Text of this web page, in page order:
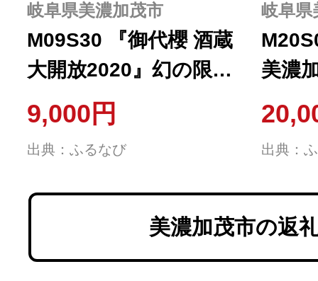
岐阜県美濃加茂市
M09S30 『御代櫻 酒蔵
大開放2020』幻の限定
酒セット -HOME-
9,000円
出典：ふるなび
岐阜県
M20S02 令和2
美濃
㎏)
出典：
美濃加茂市の返